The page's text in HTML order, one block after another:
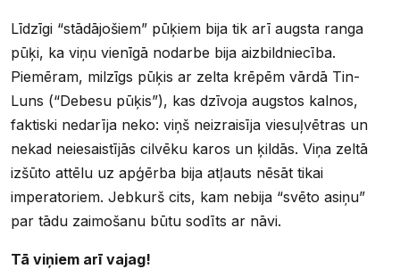
Līdzīgi “stādājošiem” pūķiem bija tik arī augsta ranga
pūķi, ka viņu vienīgā nodarbe bija aizbildniecība.
Piemēram, milzīgs pūķis ar zelta krēpēm vārdā Tin-
Luns (“Debesu pūķis”), kas dzīvoja augstos kalnos,
faktiski nedarīja neko: viņš neizraisīja viesuļvētras un
nekad neiesaistījās cilvēku karos un ķildās. Viņa zeltā
izšūto attēlu uz apģērba bija atļauts nēsāt tikai
imperatoriem. Jebkurš cits, kam nebija “svēto asiņu”
par tādu zaimošanu būtu sodīts ar nāvi.
Tā viņiem arī vajag!